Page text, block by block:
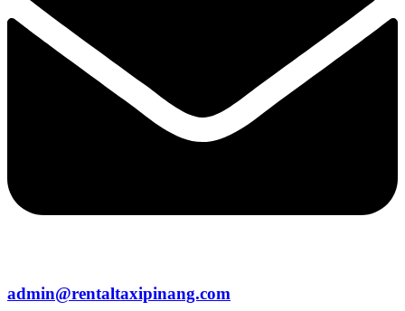
admin@rentaltaxipinang.com